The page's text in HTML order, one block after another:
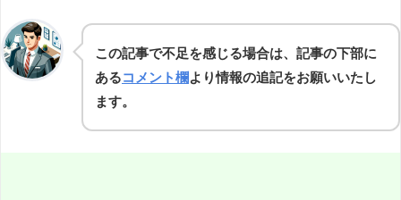
この記事で不足を感じる場合は、記事の下部に
あるコメント欄より情報の追記をお願いいたし
ます。